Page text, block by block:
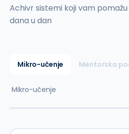
Achivr sistemi koji vam
dana u dan
Mikro-učenje Mentorska
Mikro-učenje